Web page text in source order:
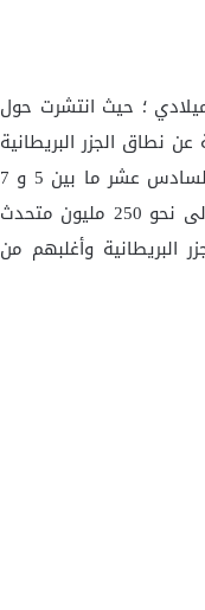
؛ حيث انتشرت حول
عن نطاق الجزر البريطانية
إلا بعد مرور 300 عام منذ بدايتها ، وقد بلغ عدد متحدثي اللغة الإنجليزية في نهاية القرن السادس عشر ما بين 5 و 7
مليون شخص ، وكان معظمهم يعيشون في الجزر البريطانية ، وتضاعف عددهم كثيرًا ليصل إلى نحو 250 مليون متحدث
هؤلاء خارج الجزر البريطانية وأغلبهم من